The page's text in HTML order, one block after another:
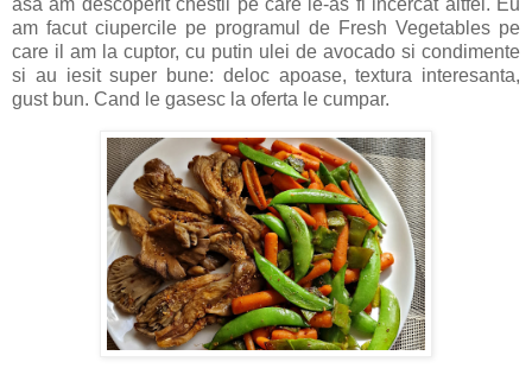
asa am descoperit chestii pe care le-as fi incercat altfel. Eu
am facut ciupercile pe programul de Fresh Vegetables pe
care il am la cuptor, cu putin ulei de avocado si condimente
si au iesit super bune: deloc apoase, textura interesanta,
gust bun. Cand le gasesc la oferta le cumpar.